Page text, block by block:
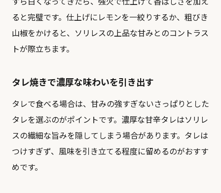
ると完璧です。仕上げにレモンを一絞りするか、粗びき
山椒をかけると、ソリレスの上品な甘みとのコントラス
トが際立ちます。
タレ焼きで濃厚な味わいを引き出す
タレで食べる場合は、甘みの強すぎないさっぱりとした
タレを選ぶのがポイントです。濃厚な甘辛タレはソリレ
スの繊細な旨みを隠してしまう場合があります。タレは
つけすぎず、風味を引き立てる程度に留めるのがおすす
めです。